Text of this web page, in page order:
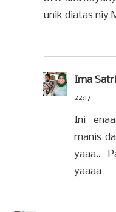
unik diatas niy
Ima
22:17
Ini
manis
yaaa..
yaaaa